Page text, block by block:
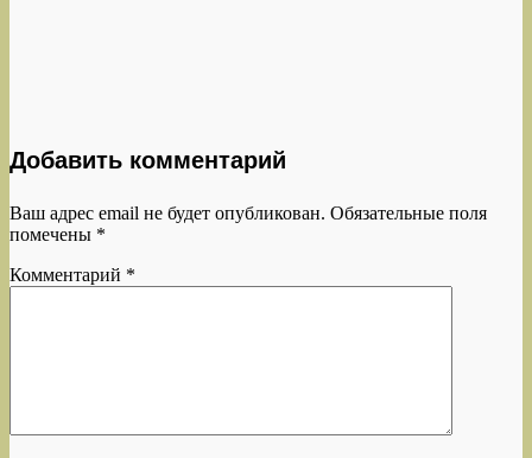
Добавить комментарий
Ваш адрес email не будет опубликован. Обязательные поля
помечены *
Комментарий *